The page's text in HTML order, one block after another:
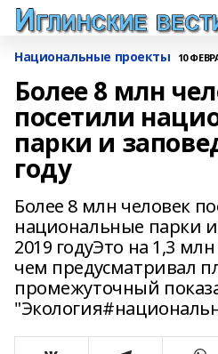
Национальные проекты 10
Более 8 млн
посетили
парки и
году
Более 8 млн человек
национальные парки
2019 годуЭто на 1,3
чем предусматривал
промежуточный